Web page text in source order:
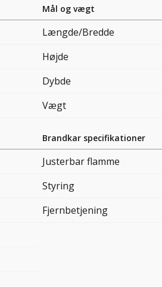
Mål og vægt
Længde/Bredde
Højde
Dybde
Vægt
Brandkar specifikationer
Justerbar flamme
Styring
Fjernbetjening